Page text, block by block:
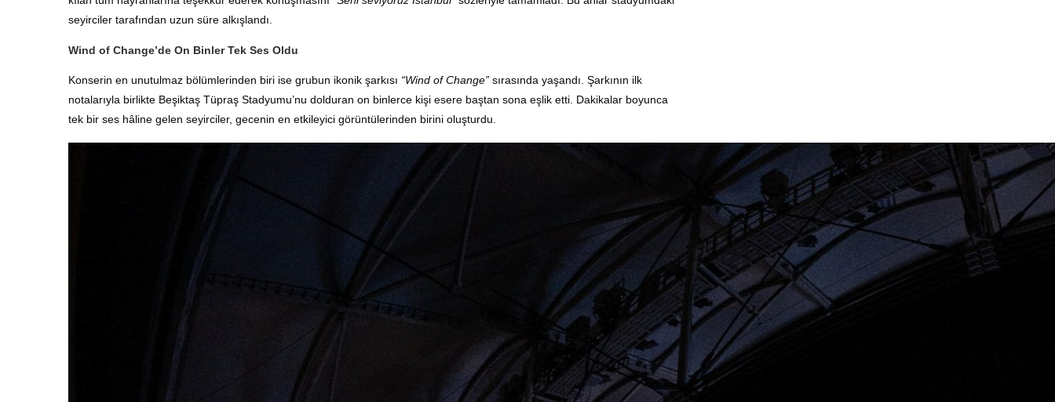
seyirciler tarafından uzun süre alkışlandı.
Wind of Change’de On Binler Tek Ses Oldu
Konserin en unutulmaz bölümlerinden biri ise grubun ikonik şarkısı “Wind of Change” sırasında yaşandı. Şarkının ilk
notalarıyla birlikte Beşiktaş Tüpraş Stadyumu’nu dolduran on binlerce kişi esere baştan sona eşlik etti. Dakikalar boyunca
tek bir ses hâline gelen seyirciler, gecenin en etkileyici görüntülerinden birini oluşturdu.